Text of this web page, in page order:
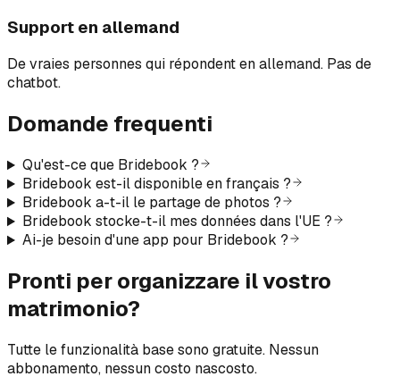
Support en allemand
De vraies personnes qui répondent en allemand. Pas de
chatbot.
Domande frequenti
Qu'est-ce que Bridebook ?
Bridebook est-il disponible en français ?
Bridebook a-t-il le partage de photos ?
Bridebook stocke-t-il mes données dans l'UE ?
Ai-je besoin d'une app pour Bridebook ?
Pronti per organizzare il vostro
matrimonio?
Tutte le funzionalità base sono gratuite. Nessun
abbonamento, nessun costo nascosto.